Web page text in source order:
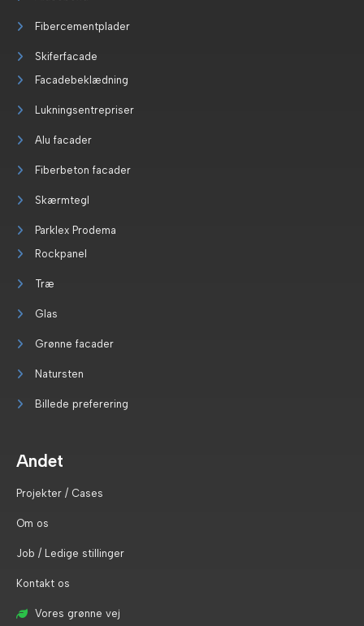
Fibercementplader
Skiferfacade
Facadebeklædning
Lukningsentrepriser
Alu facader
Fiberbeton facader
Skærmtegl
Parklex Prodema
Rockpanel
Træ
Glas
Grønne facader
Natursten
Billede preferering
Andet
Projekter / Cases
Om os
Job / Ledige stillinger
Kontakt os
Vores grønne vej